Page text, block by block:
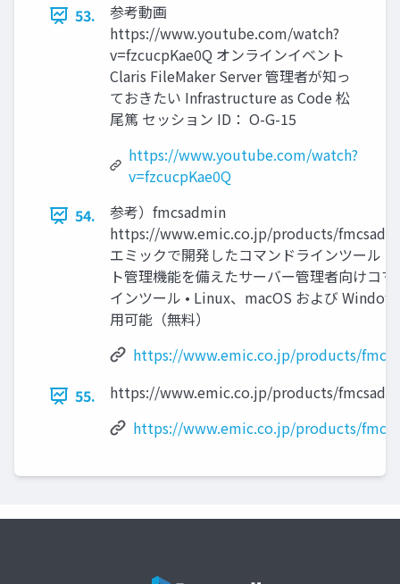
53.
参考動画
https://www.youtube.com/watch?
v=fzcucpKae0Q オンラインイベント
Claris FileMaker Server 管理者が知っ
ておきたい Infrastructure as Code 松
尾篤 セッション ID： O-G-15
https://www.youtube.com/watch?
v=fzcucpKae0Q
54.
参考）fmcsadmin
https://www.emic.co.jp/products/
エミックで開発したコマンドラインツール •
ト管理機能を備えたサーバー管理者向けコ
インツール • Linux、macOS および
用可能（無料）
https://www.emic.co.jp/products/
55.
https://www.emic.co.jp/products/
https://www.emic.co.jp/products/